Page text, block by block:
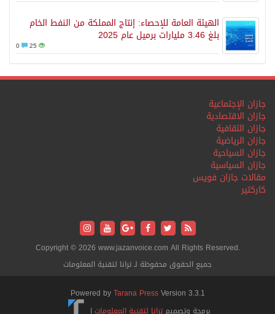
الهيئة العامة للإحصاء: إنتاج المملكة من النفط الخام
بلغ 3.46 مليارات برميل عام 2025
25
جازان الإجتماعية
جازان الاقتصادية
جازان الثقافية
جازان الرياضية
جازان السياحية
جازان السياسية
مقالات جازان فويس
كاركتير
Copyright © 2026 www.jazanvoice.com All Rights Reserved.
جميع الحقوق محفوظة لـ ترانا لتقنية المعلومات
Powered byTarana PressVersion 3.3.1
برمجة وتصميمترانا لتقنية المعلومات |